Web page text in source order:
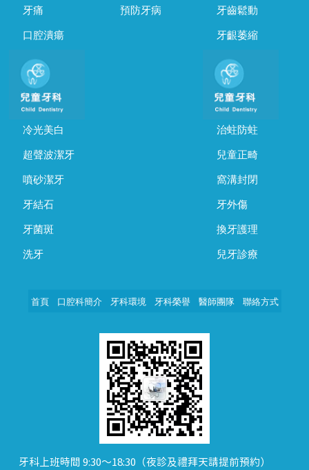
牙痛
口腔潰瘍
預防牙病 牙齒鬆動
牙齦萎縮
冷光美白
超聲波潔牙
噴砂潔牙
牙結石
牙菌斑
洗牙
治蛀防蛀
兒童正畸
窩溝封閉
牙外傷
換牙護理
兒牙診療
首頁 口腔科簡介 牙科環境 牙科榮譽 醫師團隊 聯絡方式
牙科上班時間 9:30～18:30（夜診及禮拜天請提前預約）